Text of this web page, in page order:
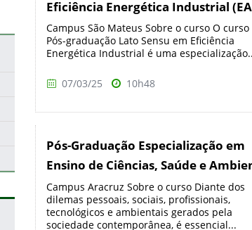
Eficiência Energética Industrial
Campus São Mateus Sobre o curso O curso
Pós-graduação Lato Sensu em Eficiência
Energética Industrial é uma
07/03/25 10h48
Pós-Graduação Especialização em
Ensino de Ciências, Saúde e
Campus Aracruz Sobre o curso Diante dos
dilemas pessoais, sociais, profissionais,
tecnológicos e ambientais gerados pela
sociedade contemporânea, é essencial...